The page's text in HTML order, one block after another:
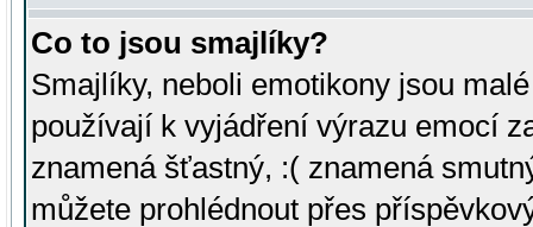
Co to jsou smajlíky?
Smajlíky, neboli emotikony jsou
používají k vyjádření výrazu emocí
znamená šťastný, :( znamená
můžete prohlédnout přes